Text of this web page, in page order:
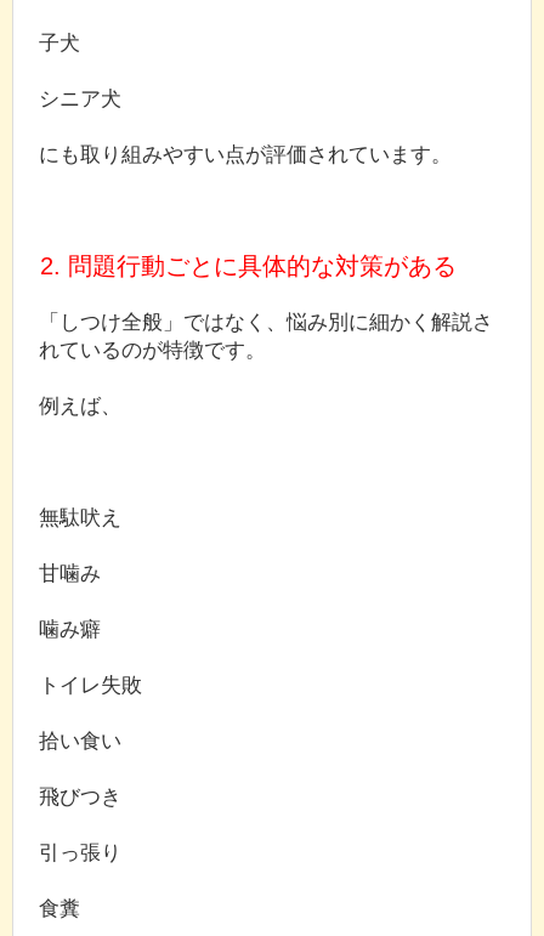
子犬
シニア犬
にも取り組みやすい点が評価されています。
2. 問題行動ごとに具体的な対策がある
「しつけ全般」ではなく、悩み別に細かく解説さ
れているのが特徴です。
例えば、
無駄吠え
甘噛み
噛み癖
トイレ失敗
拾い食い
飛びつき
引っ張り
食糞